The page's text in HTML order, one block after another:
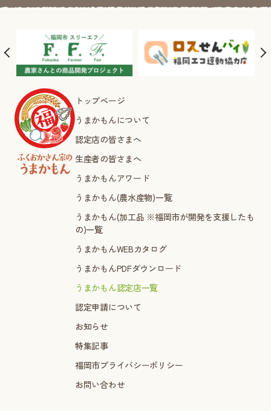
トップページ
うまかもんについて
認定店の皆さまへ
生産者の皆さまへ
うまかもんアワード
うまかもん(農水産物)一覧
うまかもん(加工品 ※福岡市が開発を支援したも
の)一覧
うまかもんWEBカタログ
うまかもんPDFダウンロード
うまかもん認定店一覧
認定申請について
お知らせ
特集記事
福岡市プライバシーポリシー
お問い合わせ